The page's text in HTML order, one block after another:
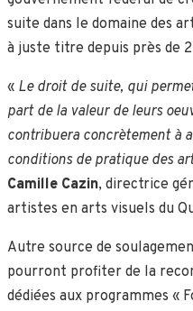
suite dans le domaine des
à juste titre depuis près de
« Le droit de suite, qui
part de la valeur de leurs
contribuera concrètement à
conditions de pratique des
Camille Cazin, directrice
artistes en arts visuels du
Autre source de
pourront profiter de la
dédiées aux programmes «